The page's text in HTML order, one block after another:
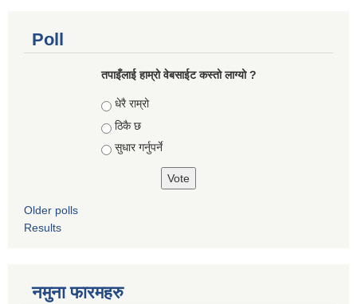
Poll
तपाइँलाई हाम्रो वेबसाईट कस्तो लाग्यो ?
Choices
धेरै राम्रो
ठिकै छ
सुधार गर्नुपर्ने
Older polls
Results
नमुना फारमहरु